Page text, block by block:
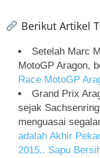
Berikut Artikel
Setelah Marc
MotoGP Aragon,
Race MotoGP
Grand Prix
sejak
menguasai
adalah Akhir
2015.. Sapu